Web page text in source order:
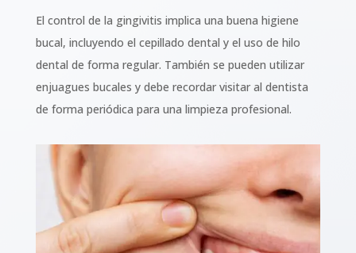
El control de la gingivitis implica una buena higiene
bucal, incluyendo el cepillado dental y el uso de hilo
dental de forma regular. También se pueden utilizar
enjuagues bucales y debe recordar visitar al dentista
de forma periódica para una limpieza profesional.